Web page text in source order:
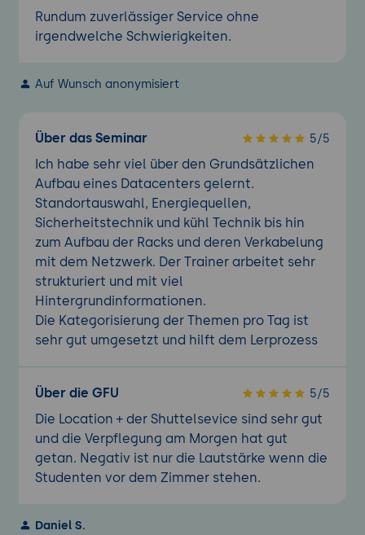
Rundum zuverlässiger Service ohne
irgendwelche Schwierigkeiten.
Auf Wunsch anonymisiert
Über das Seminar 5/5
Ich habe sehr viel über den Grundsätzlichen
Aufbau eines Datacenters gelernt.
Standortauswahl, Energiequellen,
Sicherheitstechnik und kühl Technik bis hin
zum Aufbau der Racks und deren Verkabelung
mit dem Netzwerk. Der Trainer arbeitet sehr
strukturiert und mit viel
Hintergrundinformationen.
Die Kategorisierung der Themen pro Tag ist
sehr gut umgesetzt und hilft dem Lerprozess
Über die GFU 5/5
Die Location + der Shuttelsevice sind sehr gut
und die Verpflegung am Morgen hat gut
getan. Negativ ist nur die Lautstärke wenn die
Studenten vor dem Zimmer stehen.
Daniel S.